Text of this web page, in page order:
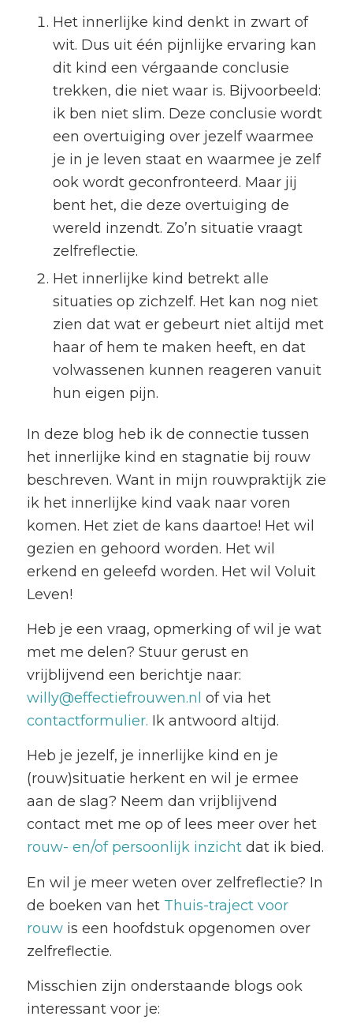
Het innerlijke kind denkt in zwart of
wit. Dus uit één pijnlijke ervaring kan
dit kind een vérgaande conclusie
trekken, die niet waar is. Bijvoorbeeld:
ik ben niet slim. Deze conclusie wordt
een overtuiging over jezelf waarmee
je in je leven staat en waarmee je zelf
ook wordt geconfronteerd. Maar jij
bent het, die deze overtuiging de
wereld inzendt. Zo’n situatie vraagt
zelfreflectie.
Het innerlijke kind betrekt alle
situaties op zichzelf. Het kan nog niet
zien dat wat er gebeurt niet altijd met
haar of hem te maken heeft, en dat
volwassenen kunnen reageren vanuit
hun eigen pijn.
In deze blog heb ik de connectie tussen
het innerlijke kind en stagnatie bij rouw
beschreven. Want in mijn rouwpraktijk zie
ik het innerlijke kind vaak naar voren
komen. Het ziet de kans daartoe! Het wil
gezien en gehoord worden. Het wil
erkend en geleefd worden. Het wil Voluit
Leven!
Heb je een vraag, opmerking of wil je wat
met me delen? Stuur gerust en
vrijblijvend een berichtje naar:
willy@effectiefrouwen.nl of via het
contactformulier. Ik antwoord altijd.
Heb je jezelf, je innerlijke kind en je
(rouw)situatie herkent en wil je ermee
aan de slag? Neem dan vrijblijvend
contact met me op of lees meer over het
rouw- en/of persoonlijk inzichtdat ik bied.
En wil je meer weten over zelfreflectie? In
de boeken van het Thuis-traject voor
rouwis een hoofdstuk opgenomen over
zelfreflectie.
Misschien zijn onderstaande blogs ook
interessant voor je: